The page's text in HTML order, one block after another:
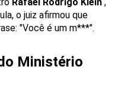
o juiz afirmou que
"Você é um m***".
Ministério